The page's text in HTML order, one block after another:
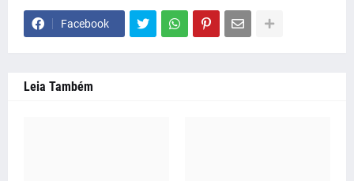
Facebook
Leia Também